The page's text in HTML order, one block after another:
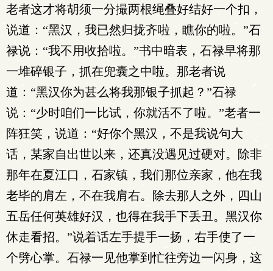
老者这才将胡须一分撮两根绳叠好结好一个扣，
说道：“黑汉，我已然归拢齐啦，瞧你的啦。”石
禄说：“我不用收拾啦。”书中暗表，石禄早将那
一堆碎银子，抓在兜囊之中啦。那老者说
道：“黑汉你为甚么将我那银子抓起？”石禄
说：“少时咱们一比试，你就活不了啦。”老者一
阵狂笑，说道：“好你个黑汉，不是我说句大
话，某家自出世以来，还真没遇见过硬对。除非
那年在夏江口，石家镇，我们那位亲家，他在我
老毕的肩左，不在我肩右。除去那人之外，四山
五岳任何英雄好汉，也得在我手下丢丑。黑汉你
休走看招。”说着话左手提手一扬，右手使了一
个劈心掌。石禄一见他掌到忙往旁边一闪身，这